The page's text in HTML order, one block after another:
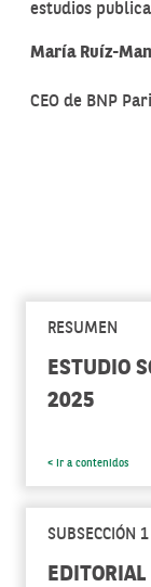
estudios
María Ruíz-
CEO de BNP
RESUMEN
ESTUDIO
2025
< Ir a contenidos
SUBSECCIÓN 1